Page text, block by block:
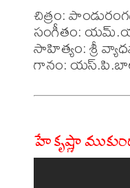
చిత్రం:
సంగీతం:
సాహిత్యం: శ్రీ
హే కృష్ణా